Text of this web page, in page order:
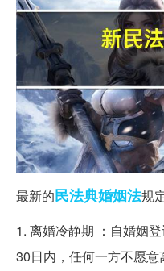
最新的民法典婚姻法规
1. 离婚冷静期 ：自婚姻
30日内，任何一方不愿